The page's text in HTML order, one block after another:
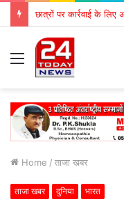
छात्रों पर कार्रवाई के लिए
Menu
Home / ताजा खबर
ताजा खबर दुनिया भारत